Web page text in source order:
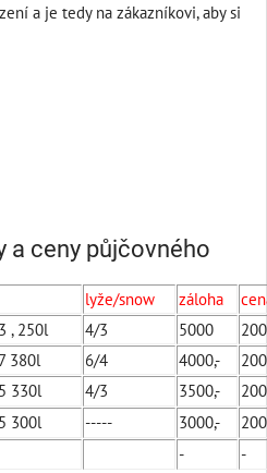
a je tedy na zákazníkovi, aby si
a ceny půjčovného
lyže/snow záloha
, 250l 4/3 5000
380l 6/4 4000,-
330l 4/3 3500,-
300l ----- 3000,-
-
-